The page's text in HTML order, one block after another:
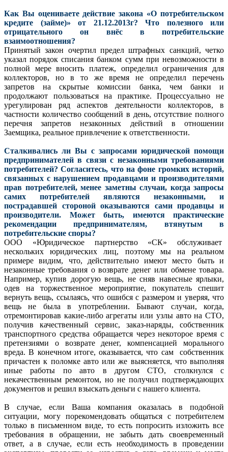
Как Вы оцениваете действие закона «О потребительском
кредите (займе)» от 21.12.2013г? Что полезного или
отрицательного он внёс в потребительские
взаимоотношения?
Принятый закон очертил предел штрафных санкций, четко
указал порядок списания банком сумм при невозможности в
полной мере вносить платеж, определил ограничения для
коллекторов, но в то же время не определил перечень
запретов на скрытые комиссии банка, чем банки и
продолжают пользоваться на практике. Процессуально не
урегулирован ряд аспектов деятельности коллекторов, в
частности количество сообщений в день, отсутствие полного
перечня запретов незаконных действий в отношении
Заемщика, реальное привлечение к ответственности.
Сталкивались ли Вы с запросами юридической помощи
предпринимателей в связи с незаконными требованиями
потребителей? Согласитесь, что на фоне громких историй,
связанных с нарушением продавцами и производителями
прав потребителей, менее заметны случаи, когда запросы
самих потребителей являются незаконными, и
пострадавшей стороной оказываются сами продавцы и
производители. Может быть, имеются практические
рекомендации предпринимателям, втянутым в
потребительские споры?
ООО «Юридическое партнерство «СК» обслуживает
нескольких юридических лиц, поэтому мы на реальном
примере видим, что, действительно имеют место быть и
незаконные требования о возврате денег или обмене товара.
Например, купив дорогую вещь, не сняв навесные ярлыки,
одев на торжественное мероприятие, покупатель спешит
вернуть вещь, ссылаясь, что ошибся с размером и уверяя, что
вещь не была в употреблении. Бывают случаи, когда,
отремонтировав какие-либо агрегаты или узлы авто на СТО,
получив качественный сервис, заказ-наряды, собственник
транспортного средства обращается через некоторое время с
претензиями о возврате денег, компенсацией морального
вреда. В конечном итоге, оказывается, что сам собственник
причастен к поломке авто или же выясняется, что выполняя
иные работы по авто в другом СТО, столкнулся с
некачественным ремонтом, но не получил подтверждающих
документов и решил взыскать деньги с нашего клиента.
В случае, если Ваша компания оказалась в подобной
ситуации, могу порекомендовать общаться с потребителем
только в письменном виде, то есть попросить изложить все
требования в обращении, не забыть дать своевременный
ответ, а в случае, если есть необходимость в проведении